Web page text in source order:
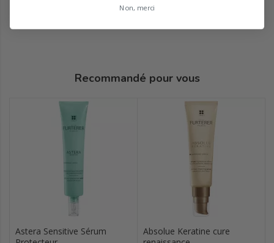
Recommandé pour vous
Astera Sensitive Sérum
Absolue Keratine cure
Non, merci